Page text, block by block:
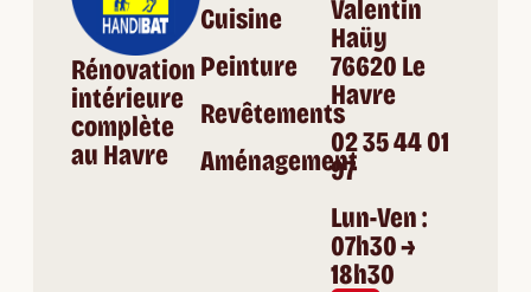
Rénovation
intérieure
complète
au Havre
Cuisine
Peinture
Revêtements
Aménagement
Valentin
Haüy
76620 Le
Havre
02 35 44 01
97
Lun-Ven :
07h30 →
18h30